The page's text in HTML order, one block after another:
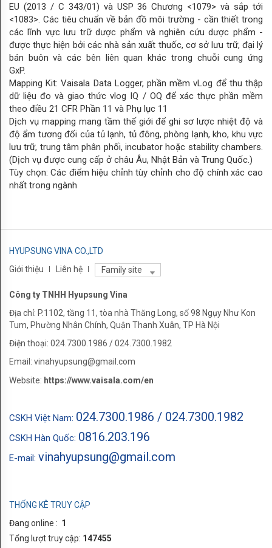
EU (2013 / C 343/01) và USP 36 Chương <1079> và sắp tới
<1083>. Các tiêu chuẩn về bản đồ môi trường - cần thiết trong
các lĩnh vực lưu trữ dược phẩm và nghiên cứu dược phẩm -
được thực hiện bởi các nhà sản xuất thuốc, cơ sở lưu trữ, đại lý
bán buôn và các bên liên quan khác trong chuỗi cung ứng
GxP.
Mapping Kit: Vaisala Data Logger, phần mềm vLog để thu thập
dữ liệu đo và giao thức vlog IQ / OQ để xác thực phần mềm
theo điều 21 CFR Phần 11 và Phụ lục 11
Dịch vụ mapping mang tầm thế giới để ghi sơ lược nhiệt độ và
độ ẩm tương đối của tủ lạnh, tủ đông, phòng lạnh, kho, khu vực
lưu trữ, trung tâm phân phối, incubator hoặc stability chambers.
(Dịch vụ được cung cấp ở châu Âu, Nhật Bản và Trung Quốc.)
Tùy chọn: Các điểm hiệu chỉnh tùy chỉnh cho độ chính xác cao
nhất trong ngành
HYUPSUNG VINA CO.,LTD
Giới thiệu
Liên hệ Family site
Công ty TNHH Hyupsung Vina
Địa chỉ: P.1102, tầng 11, tòa nhà Thăng Long, số 98 Ngụy Như Kon
Tum, Phường Nhân Chính, Quận Thanh Xuân, TP Hà Nội
Điện thoại: 024.7300.1986 / 024.7300.1982
Email: vinahyupsung@gmail.com
Website: https://www.vaisala.com/en
CSKH Việt Nam: 024.7300.1986 / 024.7300.1982
CSKH Hàn Quốc: 0816.203.196
E-mail: vinahyupsung@gmail.com
THỐNG KÊ TRUY CẬP
Đang online : 1
Tổng lượt truy cập: 147455